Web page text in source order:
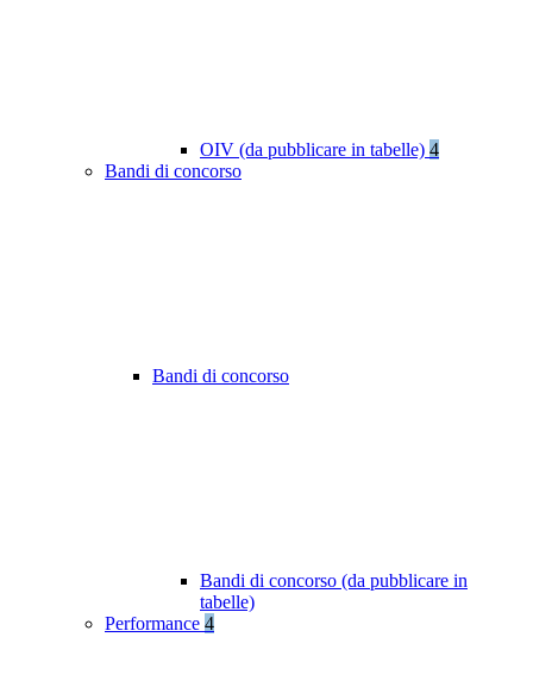
OIV (da pubblicare in tabelle) 4
Bandi di concorso
Bandi di concorso
Bandi di concorso (da pubblicare in
tabelle)
Performance 4